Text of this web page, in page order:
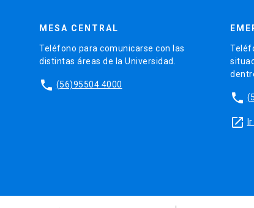
MESA CENTRAL
Teléfono para comunicarse con las
distintas áreas de la Universidad.
phone (56)95504 4000
phone
launch